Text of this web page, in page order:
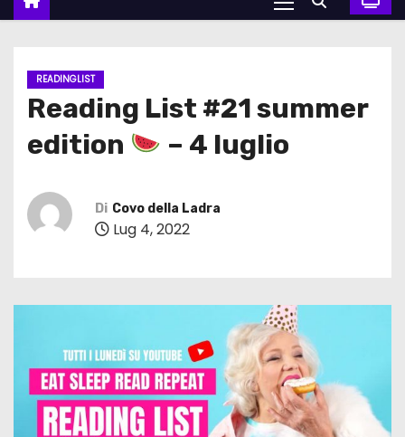
READINGLIST
Reading List #21 summer
edition
– 4 luglio
Di Covo della Ladra
Lug 4, 2022